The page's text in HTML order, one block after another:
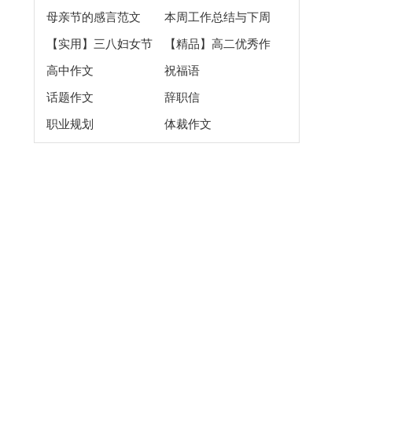
10篇
板六篇
母亲节的感言范文
（精选5篇）
本周工作总结与下周
工作计划
【实用】三八妇女节
的作文200字锦集8篇
【精品】高二优秀作
文汇总6篇
高中作文 祝福语
话题作文 辞职信
职业规划 体裁作文